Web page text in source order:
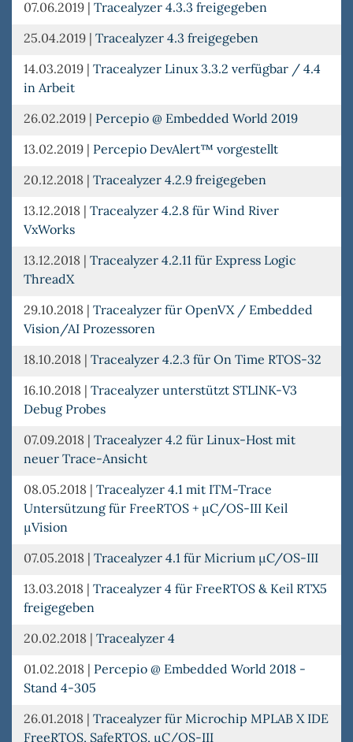
07.06.2019 | Tracealyzer 4.3.3 freigegeben
25.04.2019 | Tracealyzer 4.3 freigegeben
14.03.2019 | Tracealyzer Linux 3.3.2 verfügbar / 4.4
in Arbeit
26.02.2019 | Percepio @ Embedded World 2019
13.02.2019 | Percepio DevAlert™ vorgestellt
20.12.2018 | Tracealyzer 4.2.9 freigegeben
13.12.2018 | Tracealyzer 4.2.8 für Wind River
VxWorks
13.12.2018 | Tracealyzer 4.2.11 für Express Logic
ThreadX
29.10.2018 | Tracealyzer für OpenVX / Embedded
Vision/AI Prozessoren
18.10.2018 | Tracealyzer 4.2.3 für On Time RTOS-32
16.10.2018 | Tracealyzer unterstützt STLINK-V3
Debug Probes
07.09.2018 | Tracealyzer 4.2 für Linux-Host mit
neuer Trace-Ansicht
08.05.2018 | Tracealyzer 4.1 mit ITM-Trace
Untersützung für FreeRTOS + µC/OS-III Keil
µVision
07.05.2018 | Tracealyzer 4.1 für Micrium µC/OS-III
13.03.2018 | Tracealyzer 4 für FreeRTOS & Keil RTX5
freigegeben
20.02.2018 | Tracealyzer 4
01.02.2018 | Percepio @ Embedded World 2018 -
Stand 4-305
26.01.2018 | Tracealyzer für Microchip MPLAB X IDE
FreeRTOS, SafeRTOS, µC/OS-III